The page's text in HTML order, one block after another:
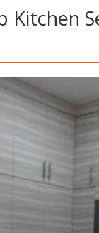
Kitchen